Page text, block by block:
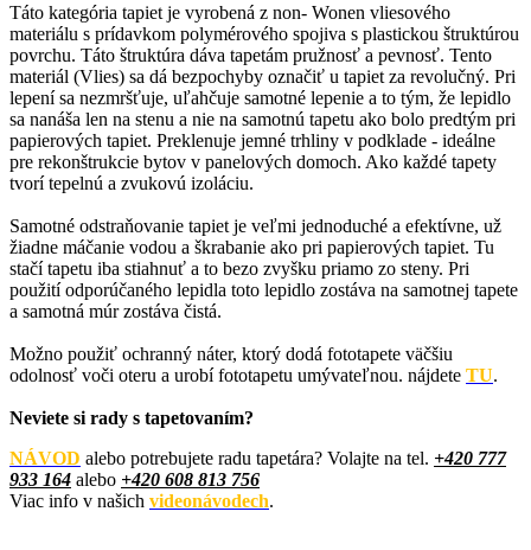
Táto kategória tapiet je vyrobená z non- Wonen vliesového
materiálu s prídavkom polymérového spojiva s plastickou štruktúrou
povrchu. Táto štruktúra dáva tapetám pružnosť a pevnosť. Tento
materiál (Vlies) sa dá bezpochyby označiť u tapiet za revolučný. Pri
lepení sa nezmršťuje, uľahčuje samotné lepenie a to tým, že lepidlo
sa nanáša len na stenu a nie na samotnú tapetu ako bolo predtým pri
papierových tapiet. Preklenuje jemné trhliny v podklade - ideálne
pre rekonštrukcie bytov v panelových domoch. Ako každé tapety
tvorí tepelnú a zvukovú izoláciu.
Samotné odstraňovanie tapiet je veľmi jednoduché a efektívne, už
žiadne máčanie vodou a škrabanie ako pri papierových tapiet. Tu
stačí tapetu iba stiahnuť a to bezo zvyšku priamo zo steny. Pri
použití odporúčaného lepidla toto lepidlo zostáva na samotnej tapete
a samotná múr zostáva čistá.
Možno použiť ochranný náter, ktorý dodá fototapete väčšiu
odolnosť voči oteru a urobí fototapetu umývateľnou. nájdete TU.
Neviete si rady s tapetovaním?
NÁVOD alebo potrebujete radu tapetára? Volajte na tel. +420 777
933 164 alebo +420 608 813 756
Viac info v našich videonávodech.